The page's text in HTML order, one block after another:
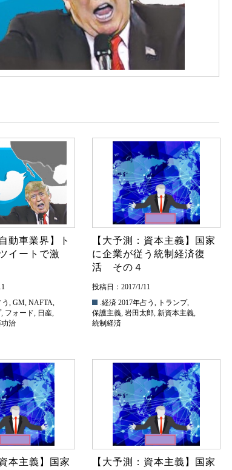
動車業界】ト
イートで激
, GM, NAFTA,
, フォード, 日産,
治
【大予測：資本主義】国家
に企業が従う統制経済復
活 その４
投稿日：2017/1/11
.経済 2017年占う , トランプ,
保護主義, 岩田太郎, 新資本主義,
統制経済
本主義】国家
【大予測：資本主義】国家